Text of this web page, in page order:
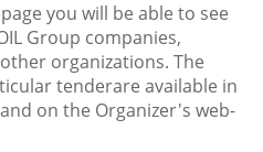
you will be able to see
Group companies,
organizations. The
tenderare available in
on the Organizer's web-